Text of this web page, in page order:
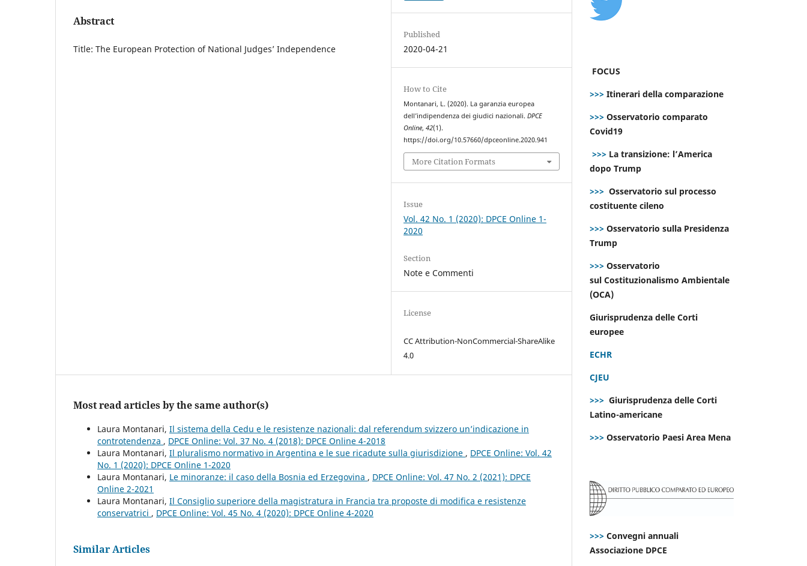
Abstract
Title: The European Protection of National Judges’ Independence
Published
2020-04-21
How to Cite
Montanari, L. (2020). La garanzia europea
dell’indipendenza dei giudici nazionali.DPCE
Online,42(1).
https://doi.org/10.57660/dpceonline.2020.941
More Citation Formats
Issue
Vol. 42 No. 1 (2020): DPCE Online 1-
2020
Section
Note e Commenti
License
CC Attribution-NonCommercial-ShareAlike
4.0
Most read articles by the same author(s)
Laura Montanari, Il sistema della Cedu e le resistenze nazionali: dal referendum svizzero un’indicazione in
controtendenza , DPCE Online: Vol. 37 No. 4 (2018): DPCE Online 4-2018
Laura Montanari, Il pluralismo normativo in Argentina e le sue ricadute sulla giurisdizione , DPCE Online: Vol. 42
No. 1 (2020): DPCE Online 1-2020
Laura Montanari, Le minoranze: il caso della Bosnia ed Erzegovina , DPCE Online: Vol. 47 No. 2 (2021): DPCE
Online 2-2021
Laura Montanari, Il Consiglio superiore della magistratura in Francia tra proposte di modifica e resistenze
conservatrici , DPCE Online: Vol. 45 No. 4 (2020): DPCE Online 4-2020
Similar Articles
FOCUS
>>> Itinerari della comparazione
>>> Osservatorio comparato
Covid19
>>> La transizione: l’America
dopo Trump
>>> Osservatorio sul processo
costituente cileno
>>> Osservatorio sulla Presidenza
Trump
>>> Osservatorio
sul Costituzionalismo Ambientale
(OCA)
Giurisprudenza delle Corti
europee
ECHR
CJEU
>>> Giurisprudenza delle Corti
Latino-americane
>>> Osservatorio Paesi Area Mena
>>> Convegni annuali
Associazione DPCE